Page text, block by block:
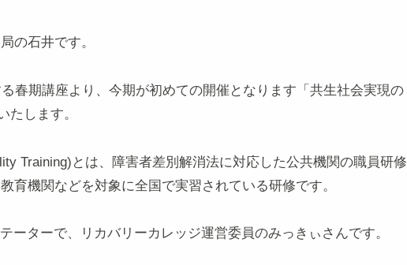
の石井です。
春期講座より、今期が初めての開催となります「共生社会実現の
たします。
Training)とは、障害者差別解消法に対応した公共機関の職員研修
育機関などを対象に全国で実習されている研修です。
ーターで、リカバリーカレッジ運営委員のみっきぃさんです。